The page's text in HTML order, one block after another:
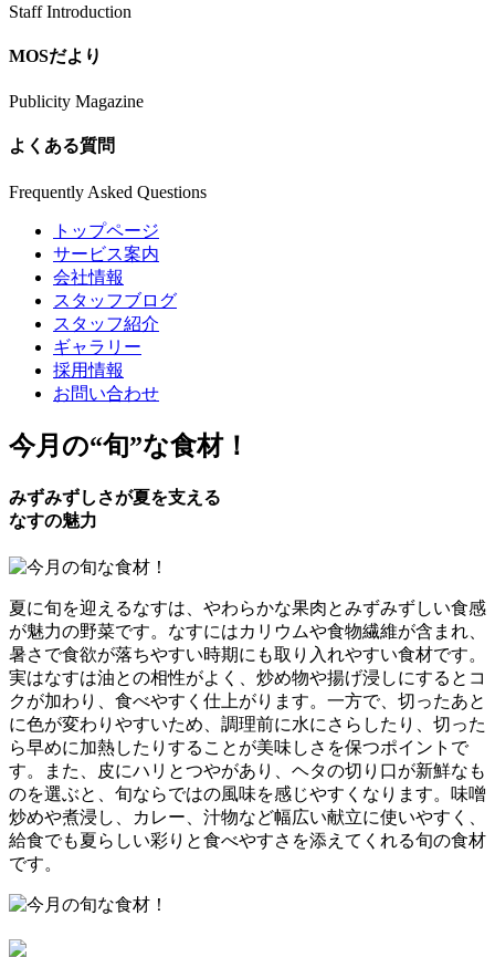
Staff Introduction
MOSだより
Publicity Magazine
よくある質問
Frequently Asked Questions
トップページ
サービス案内
会社情報
スタッフブログ
スタッフ紹介
ギャラリー
採用情報
お問い合わせ
今月の“旬”な食材！
みずみずしさが夏を支える
なすの魅力
夏に旬を迎えるなすは、やわらかな果肉とみずみずしい食感
が魅力の野菜です。なすにはカリウムや食物繊維が含まれ、
暑さで食欲が落ちやすい時期にも取り入れやすい食材です。
実はなすは油との相性がよく、炒め物や揚げ浸しにするとコ
クが加わり、食べやすく仕上がります。一方で、切ったあと
に色が変わりやすいため、調理前に水にさらしたり、切った
ら早めに加熱したりすることが美味しさを保つポイントで
す。また、皮にハリとつやがあり、ヘタの切り口が新鮮なも
のを選ぶと、旬ならではの風味を感じやすくなります。味噌
炒めや煮浸し、カレー、汁物など幅広い献立に使いやすく、
給食でも夏らしい彩りと食べやすさを添えてくれる旬の食材
です。